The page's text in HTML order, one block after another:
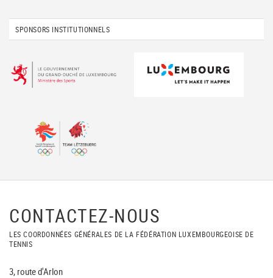
SPONSORS INSTITUTIONNELS
CONTACTEZ-NOUS
LES COORDONNÉES GÉNÉRALES DE LA FÉDÉRATION LUXEMBOURGEOISE DE
TENNIS
3, route d'Arlon